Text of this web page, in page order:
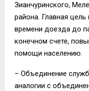
Зианчуринского,
района. Главная
времени доезда до
конечном счете,
помощи населению.
– Объединение
аналогии с